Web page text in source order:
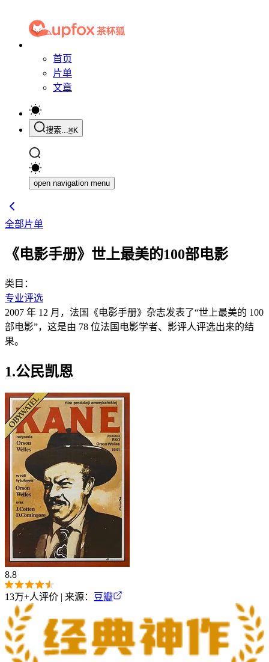
首页
片单
文章
搜索...⌘K
open navigation menu
全部片单
《电影手册》世上最美的100部电影
类目：
专业评选
2007 年 12 月，法国《电影手册》杂志发表了“世上最美的 100
部电影”，这是由 78 位法国电影学者、影评人评选出来的结
果。
1.公民凯恩
8.8
13万+人评价 | 来源： 豆瓣